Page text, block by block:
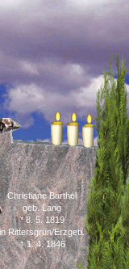
Christiane Barthel
geb. Lang
* 8. 5. 1819
in Rittersgrün/Erzgeb.
† 1. 4. 1846